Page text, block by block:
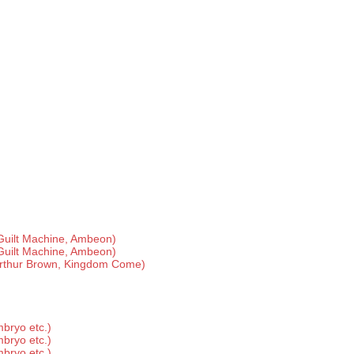
Machine, Ambeon)
Machine, Ambeon)
Brown, Kingdom Come)
etc.)
etc.)